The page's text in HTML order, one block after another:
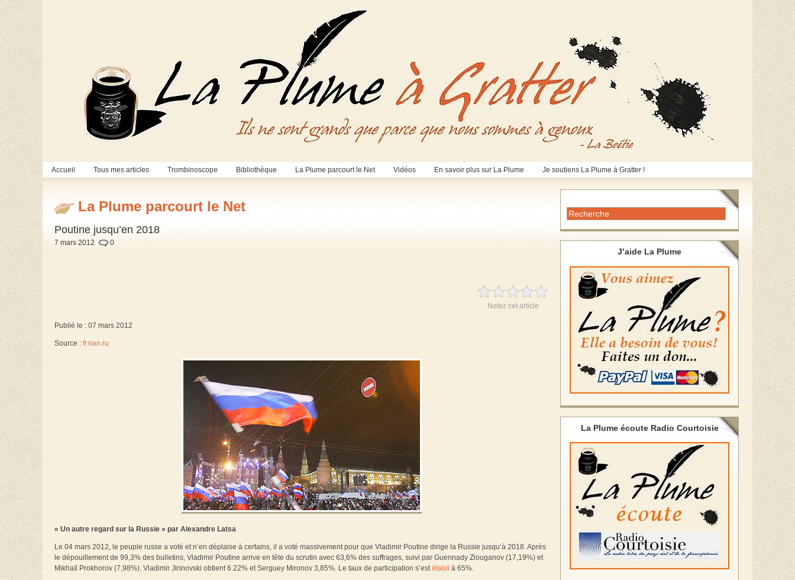
Accueil Tous mes articles Trombinoscope Bibliothèque La Plume parcourt le Net Vidéos En savoir plus sur La Plume Je soutiens La Plume à Gratter !
La Plume parcourt le Net
Poutine jusqu’en 2018
7 mars 2012 0
Notez cet article
Publié le : 07 mars 2012
Source : fr.rian.ru
« Un autre regard sur la Russie » par Alexandre Latsa
Le 04 mars 2012, le peuple russe a voté et n’en déplaise à certains, il a voté massivement pour que Vladimir Poutine dirige la Russie jusqu’à 2018. Après
le dépouillement de 99,3% des bulletins, Vladimir Poutine arrive en tête du scrutin avec 63,6% des suffrages, suivi par Guennady Ziouganov (17,19%) et
Mikhaïl Prokhorov (7,98%). Vladimir Jirinovski obtient 6.22% et Serguey Mironov 3,85%. Le taux de participation s’estétabli à 65%.
J’aide La Plume
La Plume écoute Radio Courtoisie